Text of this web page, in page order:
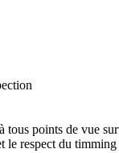
tous points de vue
le respect du